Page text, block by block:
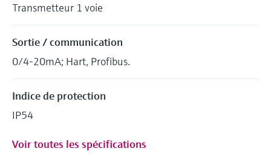
Transmetteur 1 voie
Sortie / communication
0/4-20mA; Hart, Profibus.
Indice de protection
IP54
Voir toutes les spécifications